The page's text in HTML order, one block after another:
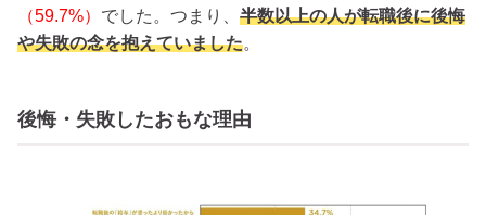
（59.7%） でした。つまり、 半数以上の人が転職後に後悔
や失敗の念を抱えていました。
後悔・失敗したおもな理由